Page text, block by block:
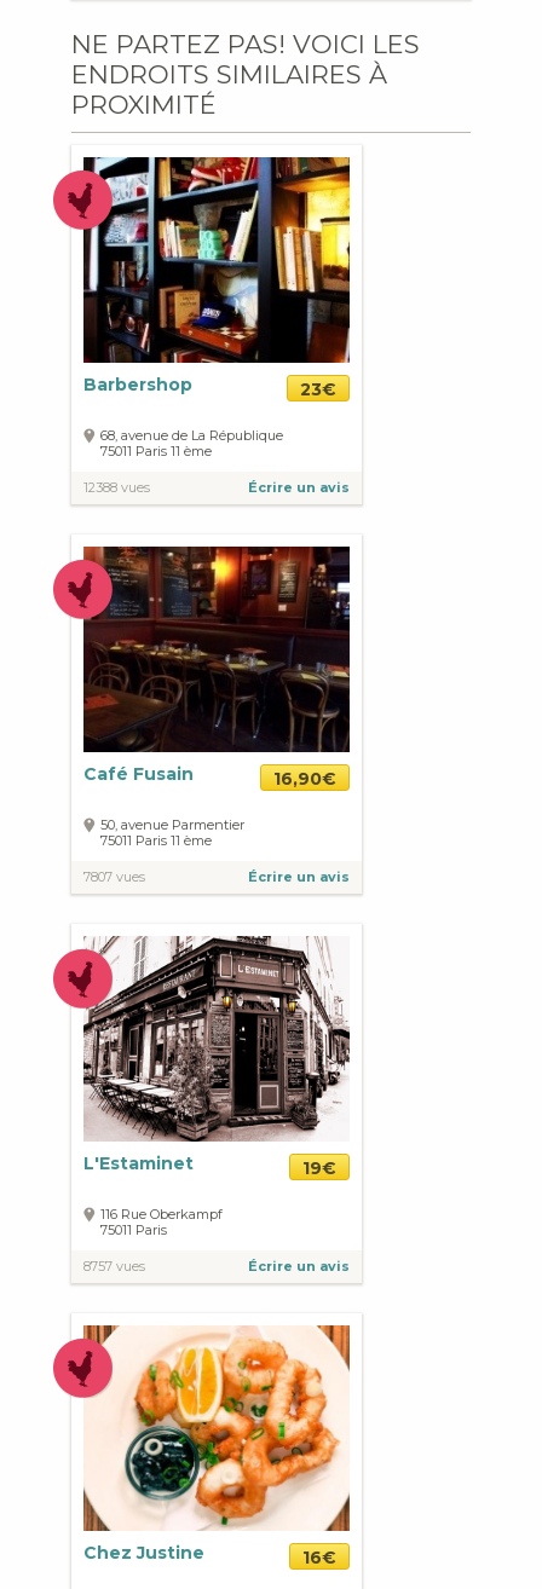
NE PARTEZ PAS! VOICI LES
ENDROITS SIMILAIRES À
PROXIMITÉ
Barbershop 23€
68, avenue de La République
75011 Paris 11 ème
12388 vues Écrire un avis
Café Fusain 16,90€
50, avenue Parmentier
75011 Paris 11 ème
7807 vues Écrire un avis
L'Estaminet 19€
116 Rue Oberkampf
75011 Paris
8757 vues Écrire un avis
Chez Justine 16€